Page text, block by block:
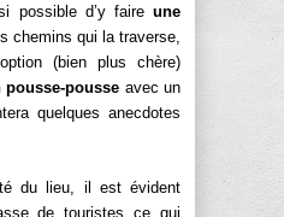
possible d’y faire une
chemins qui la traverse,
(bien plus chère)
pousse-pousse avec un
quelques anecdotes
du lieu, il est évident
de touristes ce qui